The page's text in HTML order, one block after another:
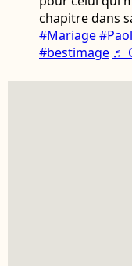
chapitre dans
#Mariage
#bestimage ♬